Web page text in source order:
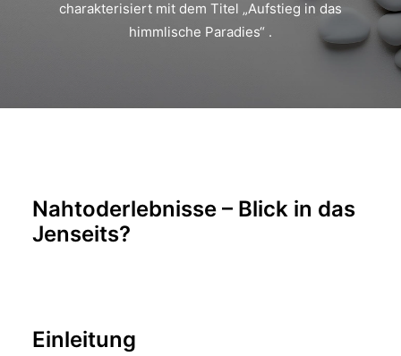
charakterisiert mit dem Titel „Aufstieg in das
himmlische Paradies“ .
Nahtoderlebnisse – Blick in das
Jenseits?
Einleitung